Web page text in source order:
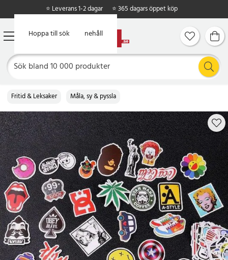
Hoppa till huvudinnehåll
Hoppa till sök
⭐ Leverans 1-2 dagar ⭐ 365 dagars öppet köp
Fritid & Leksaker Måla, sy & pyssla